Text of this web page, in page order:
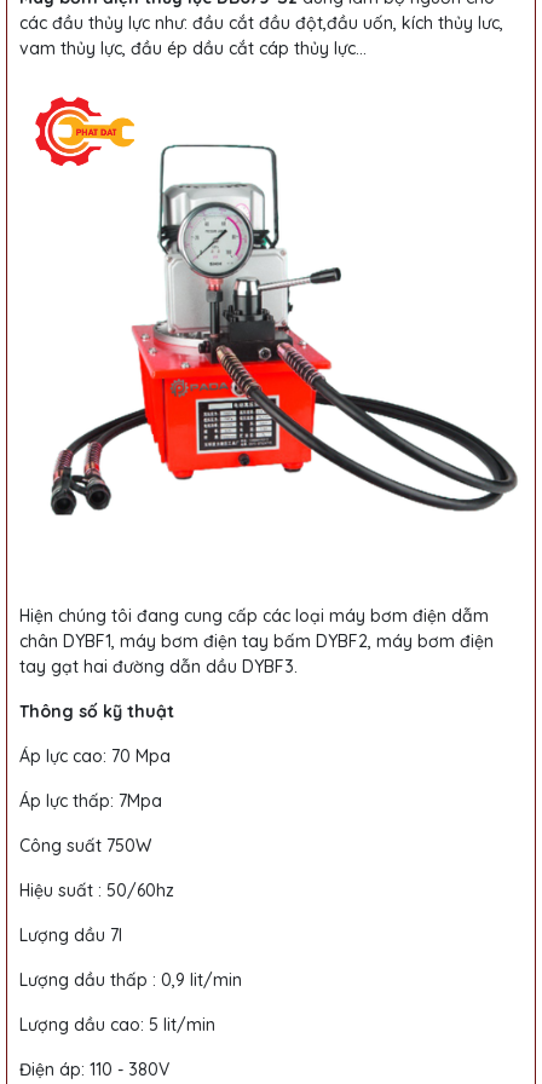
các đầu thủy lực như: đầu cắt đầu đột,đầu uốn, kích thủy lưc,
vam thủy lực, đầu ép dầu cắt cáp thủy lực...
Hiện chúng tôi đang cung cấp các loại máy bơm điện dẫm
chân DYBF1, máy bơm điện tay bấm DYBF2, máy bơm điện
tay gạt hai đường dẫn dầu DYBF3.
Thông số kỹ thuật
Áp lực cao: 70 Mpa
Áp lực thấp: 7Mpa
Công suất 750W
Hiệu suất : 50/60hz
Lượng dầu 7l
Lượng dầu thấp : 0,9 lit/min
Lượng dầu cao: 5 lit/min
Điện áp: 110 - 380V